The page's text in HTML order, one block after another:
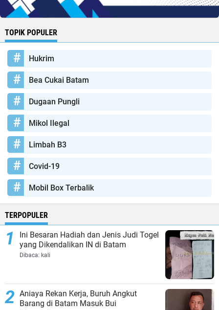
TOPIK POPULER
Hukrim
Bea Cukai Batam
Dugaan Pungli
Mikol Ilegal
Limbah B3
Covid-19
Mobil Box Terbalik
TERPOPULER
Ini Besaran Hadiah dan Jenis Judi Togel
yang Dikendalikan IN di Batam
Dibaca: kali
Aniaya Rekan Kerja, Buruh Angkut
Barang di Batam Masuk Bui